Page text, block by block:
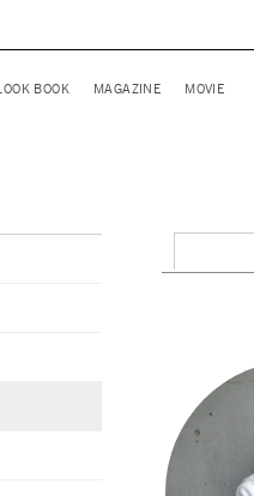
LOOK BOOK MAGAZINE MOVIE